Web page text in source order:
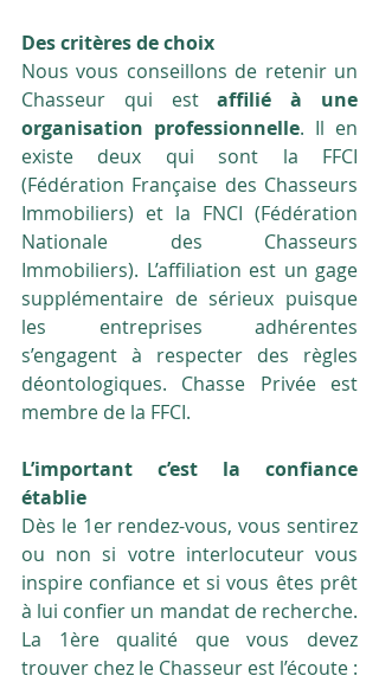
Des critères de choix
Nous vous conseillons de retenir un
Chasseur qui est affilié à une
organisation professionnelle. Il en
existe deux qui sont la FFCI
(Fédération Française des Chasseurs
Immobiliers) et la FNCI (Fédération
Nationale des Chasseurs
Immobiliers). L’affiliation est un gage
supplémentaire de sérieux puisque
les entreprises adhérentes
s’engagent à respecter des règles
déontologiques. Chasse Privée est
membre de la FFCI.
L’important c’est la confiance
établie
Dès le 1er rendez-vous, vous sentirez
ou non si votre interlocuteur vous
inspire confiance et si vous êtes prêt
à lui confier un mandat de recherche.
La 1ère qualité que vous devez
trouver chez le Chasseur est l’écoute :